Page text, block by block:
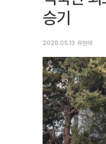
승기
2026.05.13 유현태